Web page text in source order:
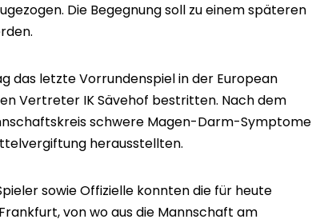
Die Begegnung soll zu einem späteren
das letzte Vorrundenspiel in der European
Vertreter IK Sävehof bestritten. Nach dem
schwere Magen-Darm-Symptome
herausstellten.
sowie Offizielle konnten die für heute
von wo aus die Mannschaft am